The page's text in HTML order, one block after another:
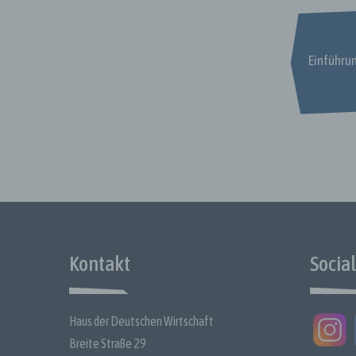
Kontakt
Haus der Deutschen Wirtschaft
Breite Straße 29
das
)
sich
dem
j)